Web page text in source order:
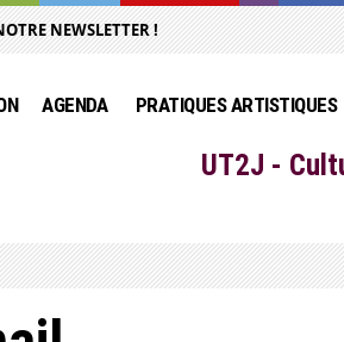
NEWSLETTER !
AGENDA PRATIQUES ARTISTIQUES
UT2J -